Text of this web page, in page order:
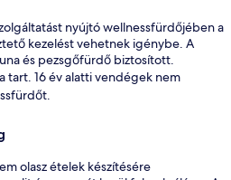
nyújtó wellnessfürdőjében a
kezelést vehetnek igénybe. A
és pezsgőfürdő biztosított.
tart. 16 év alatti vendégek nem
olasz ételek készítésére